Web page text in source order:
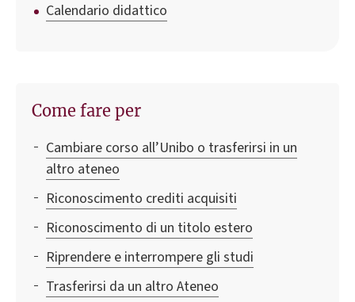
Calendario didattico
Come fare per
Cambiare corso all’Unibo o trasferirsi in un
altro ateneo
Riconoscimento crediti acquisiti
Riconoscimento di un titolo estero
Riprendere e interrompere gli studi
Trasferirsi da un altro Ateneo